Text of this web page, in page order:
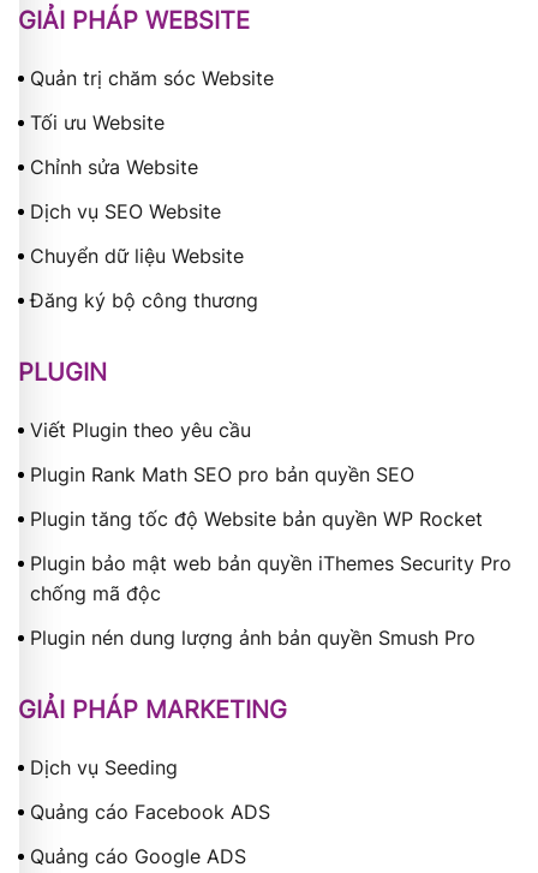
GIẢI PHÁP WEBSITE
Quản trị chăm sóc Website
Tối ưu Website
Chỉnh sửa Website
Dịch vụ SEO Website
Chuyển dữ liệu Website
Đăng ký bộ công thương
PLUGIN
Viết Plugin theo yêu cầu
Plugin Rank Math SEO pro bản quyền SEO
Plugin tăng tốc độ Website bản quyền WP Rocket
Plugin bảo mật web bản quyền iThemes Security Pro
chống mã độc
Plugin nén dung lượng ảnh bản quyền Smush Pro
GIẢI PHÁP MARKETING
Dịch vụ Seeding
Quảng cáo Facebook ADS
Quảng cáo Google ADS